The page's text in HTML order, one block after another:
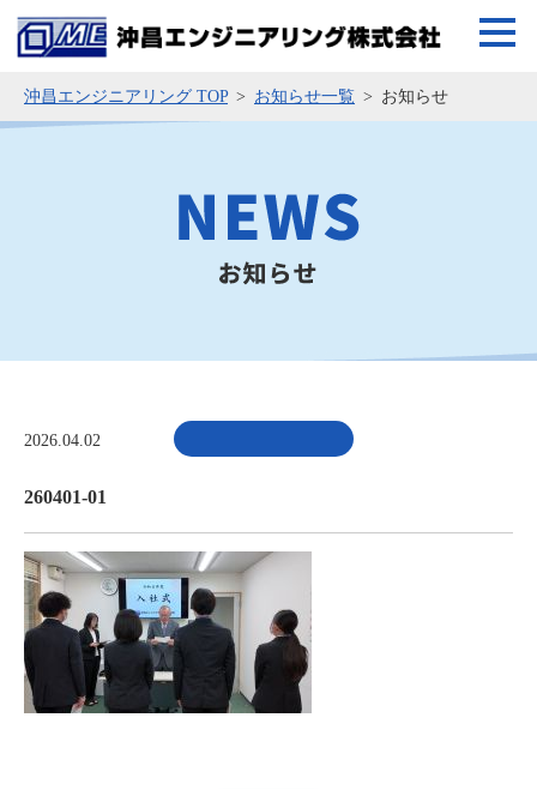
沖昌エンジニアリング TOP お知らせ一覧 お知らせ
2026.04.02
260401-01